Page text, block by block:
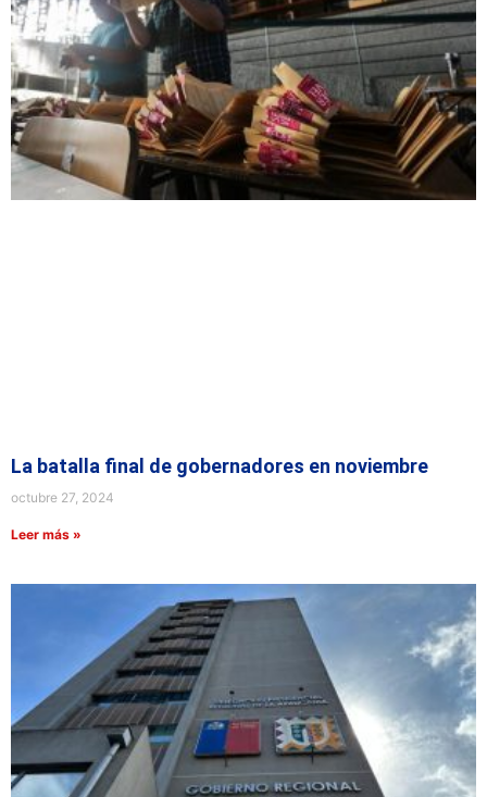
La batalla final de gobernadores en noviembre
octubre 27, 2024
Leer más »